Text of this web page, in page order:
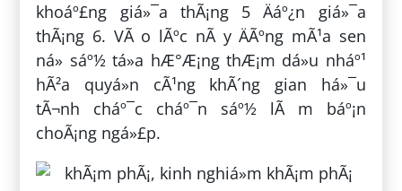
khoáº£ng giá»¯a thÃ¡ng 5 Äáº¿n giá»¯a
thÃ¡ng 6. VÃ o lÃºc nÃ y ÄÃºng mÃ¹a sen
ná» sáº½ tá»a hÆ°Æ¡ng thÆ¡m dá»u nháº¹
hÃ²a quyá»n cÃ¹ng khÃ´ng gian há»¯u
tÃ¬nh cháº¯c cháº¯n sáº½ lÃ m báº¡n
choÃ¡ng ngá»£p.